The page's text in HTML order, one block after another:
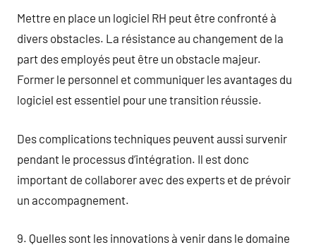
Mettre en place un logiciel RH peut être confronté à
divers obstacles. La résistance au changement de la
part des employés peut être un obstacle majeur.
Former le personnel et communiquer les avantages du
logiciel est essentiel pour une transition réussie.
Des complications techniques peuvent aussi survenir
pendant le processus d’intégration. Il est donc
important de collaborer avec des experts et de prévoir
un accompagnement.
9. Quelles sont les innovations à venir dans le domaine